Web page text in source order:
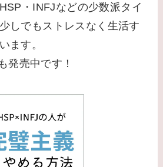
・INFJなどの少数派タイ
しでもストレスなく生活す
ます。
発売中です！